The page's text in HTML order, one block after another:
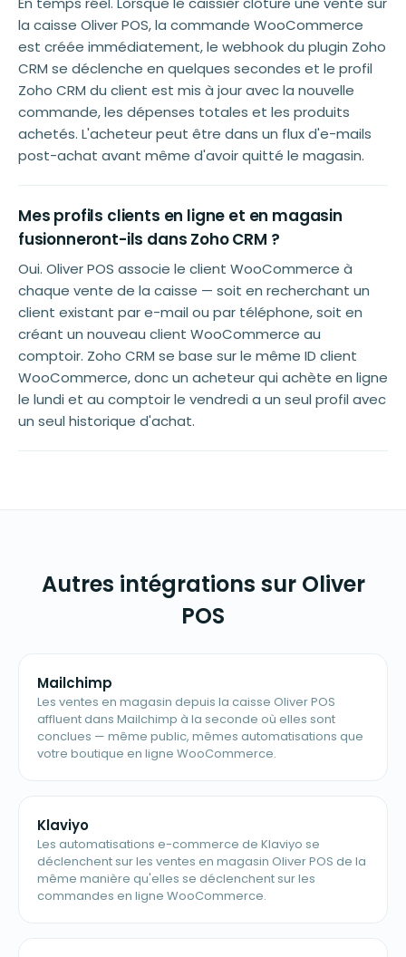
la caisse Oliver POS, la commande WooCommerce
est créée immédiatement, le webhook du plugin Zoho
CRM se déclenche en quelques secondes et le profil
Zoho CRM du client est mis à jour avec la nouvelle
commande, les dépenses totales et les produits
achetés. L'acheteur peut être dans un flux d'e-mails
post-achat avant même d'avoir quitté le magasin.
Mes profils clients en ligne et en magasin
fusionneront-ils dans Zoho CRM ?
Oui. Oliver POS associe le client WooCommerce à
chaque vente de la caisse — soit en recherchant un
client existant par e-mail ou par téléphone, soit en
créant un nouveau client WooCommerce au
comptoir. Zoho CRM se base sur le même ID client
WooCommerce, donc un acheteur qui achète en ligne
le lundi et au comptoir le vendredi a un seul profil avec
un seul historique d'achat.
Autres intégrations sur Oliver
POS
Mailchimp
Les ventes en magasin depuis la caisse Oliver POS
affluent dans Mailchimp à la seconde où elles sont
conclues — même public, mêmes automatisations que
votre boutique en ligne WooCommerce.
Klaviyo
Les automatisations e-commerce de Klaviyo se
déclenchent sur les ventes en magasin Oliver POS de la
même manière qu'elles se déclenchent sur les
commandes en ligne WooCommerce.